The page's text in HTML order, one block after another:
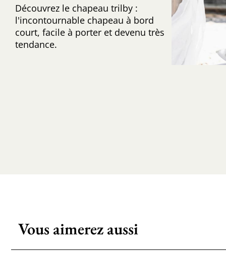
Découvrez le chapeau trilby :
l'incontournable chapeau à bord
court, facile à porter et devenu très
tendance.
Vous aimerez aussi